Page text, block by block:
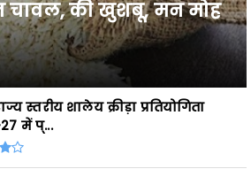
स्तरीय शालेय क्रीड़ा प्रतियोगिता
में प्...
के उत्कृष्ट खिलाड़ी घोषित,
सेवाओं ...